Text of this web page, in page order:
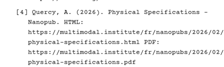
[4]
Quercy, A. (2026). Physical Specifications -
Nanopub. HTML:
https://multimodal.institute/fr/nanopubs/2026/02/
physical-specifications.html PDF:
https://multimodal.institute/fr/nanopubs/2026/02/
physical-specifications.pdf